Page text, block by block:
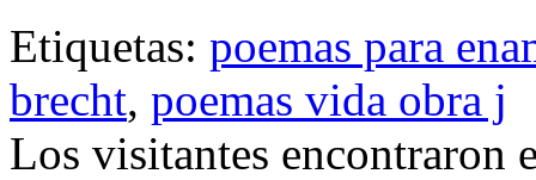
Etiquetas: poemas para
brecht, poemas vida obra j
Los visitantes encontraron